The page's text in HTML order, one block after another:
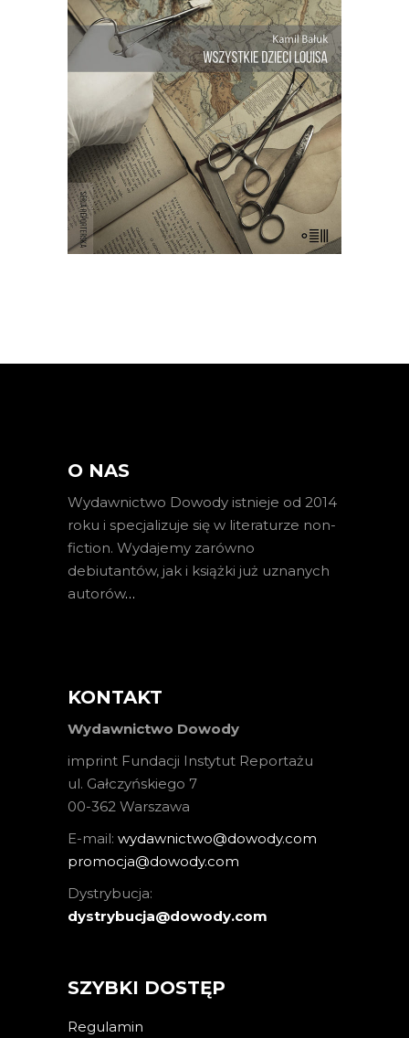
to młody polski reporter napisał o niej
najpełniej. Podczas swojego
drobiazgowego reporterskiego
śledztwa Kamil Bałuk szukał
odpowiedzi na pytanie, jak doszło do
tego, że jeden człowiek został ojcem
ponad dwusetki dzieci – i kim są […]
O NAS
Wydawnictwo Dowody istnieje od 2014
roku i specjalizuje się w literaturze non-
fiction. Wydajemy zarówno
debiutantów, jak i książki już uznanych
autorów…
KONTAKT
Wydawnictwo Dowody
imprint Fundacji Instytut Reportażu
ul. Gałczyńskiego 7
00-362 Warszawa
E-mail: wydawnictwo@dowody.com
promocja@dowody.com
Dystrybucja:
dystrybucja@dowody.com
SZYBKI DOSTĘP
Regulamin